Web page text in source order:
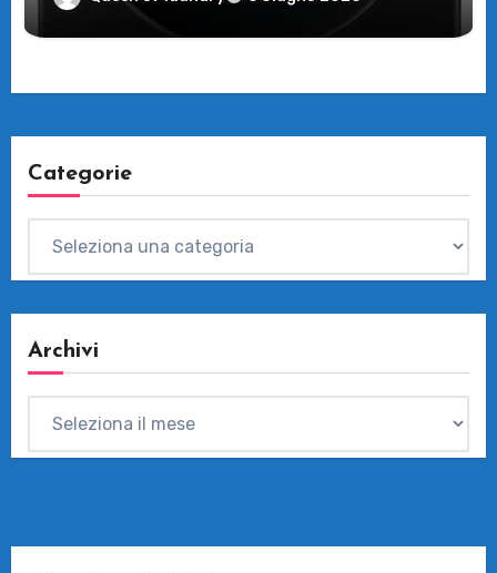
Control: tecnologia e risparmio per il tuo
Categorie
Archivi